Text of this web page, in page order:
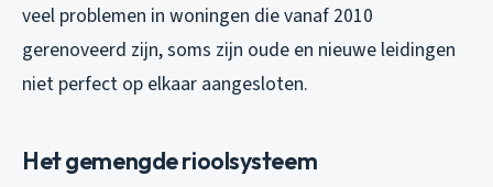
veel problemen in woningen die vanaf 2010
gerenoveerd zijn, soms zijn oude en nieuwe leidingen
niet perfect op elkaar aangesloten.
Het gemengde rioolsysteem